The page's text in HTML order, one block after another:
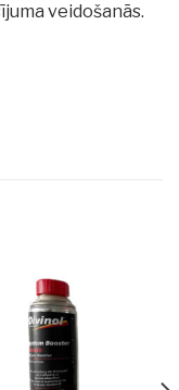
veidošanās.